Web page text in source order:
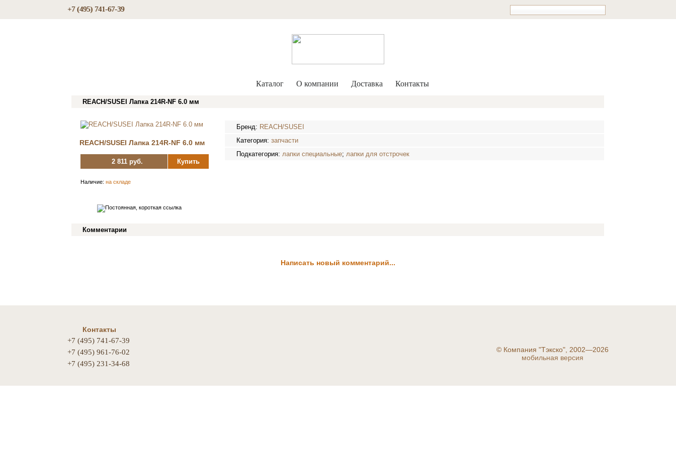
+7 (495) 741-67-39
Каталог О компании Доставка Контакты
REACH/SUSEI Лапка 214R-NF 6.0 мм
REACH/SUSEI Лапка 214R-NF 6.0 мм
2 811 руб. Купить
Наличие:на складе
Бренд: REACH/SUSEI
Категория:запчасти
Подкатегория:лапки специальные;лапки для отстрочек
Комментарии
Написать новый комментарий...
Контакты
+7 (495) 741-67-39
+7 (495) 961-76-02
+7 (495) 231-34-68
©Компания "Тэкско", 2002—2026
мобильная версия